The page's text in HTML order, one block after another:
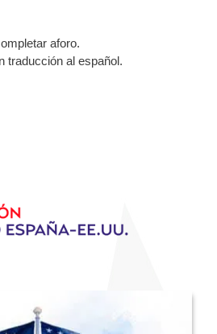
aforo.
traducción al español.